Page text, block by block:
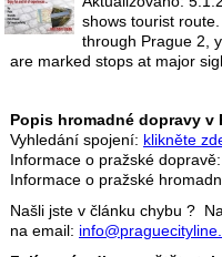
shows tourist
through Prague 2,
are marked stops at major
Popis hromadné dopravy v
Vyhledání spojení: klikněte
Informace o pražské
Informace o pražské
Našli jste v článku chybu ?
na email: